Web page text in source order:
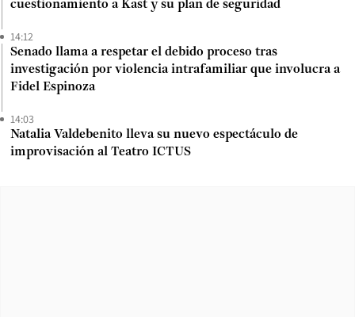
cuestionamiento a Kast y su plan de seguridad
14:12
Senado llama a respetar el debido proceso tras
investigación por violencia intrafamiliar que involucra a
Fidel Espinoza
14:03
Natalia Valdebenito lleva su nuevo espectáculo de
improvisación al Teatro ICTUS